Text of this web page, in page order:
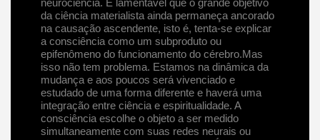
da ciência materialista ainda permaneça ancorado
na causação ascendente, isto é, tenta-se explicar
a consciência como um subproduto ou
epifenômeno do funcionamento do cérebro.Mas
isso não tem problema. Estamos na dinâmica da
mudança e aos poucos será vivenciado e
estudado de uma forma diferente e haverá uma
integração entre ciência e espiritualidade. A
consciência escolhe o objeto a ser medido
simultaneamente com suas redes neurais ou